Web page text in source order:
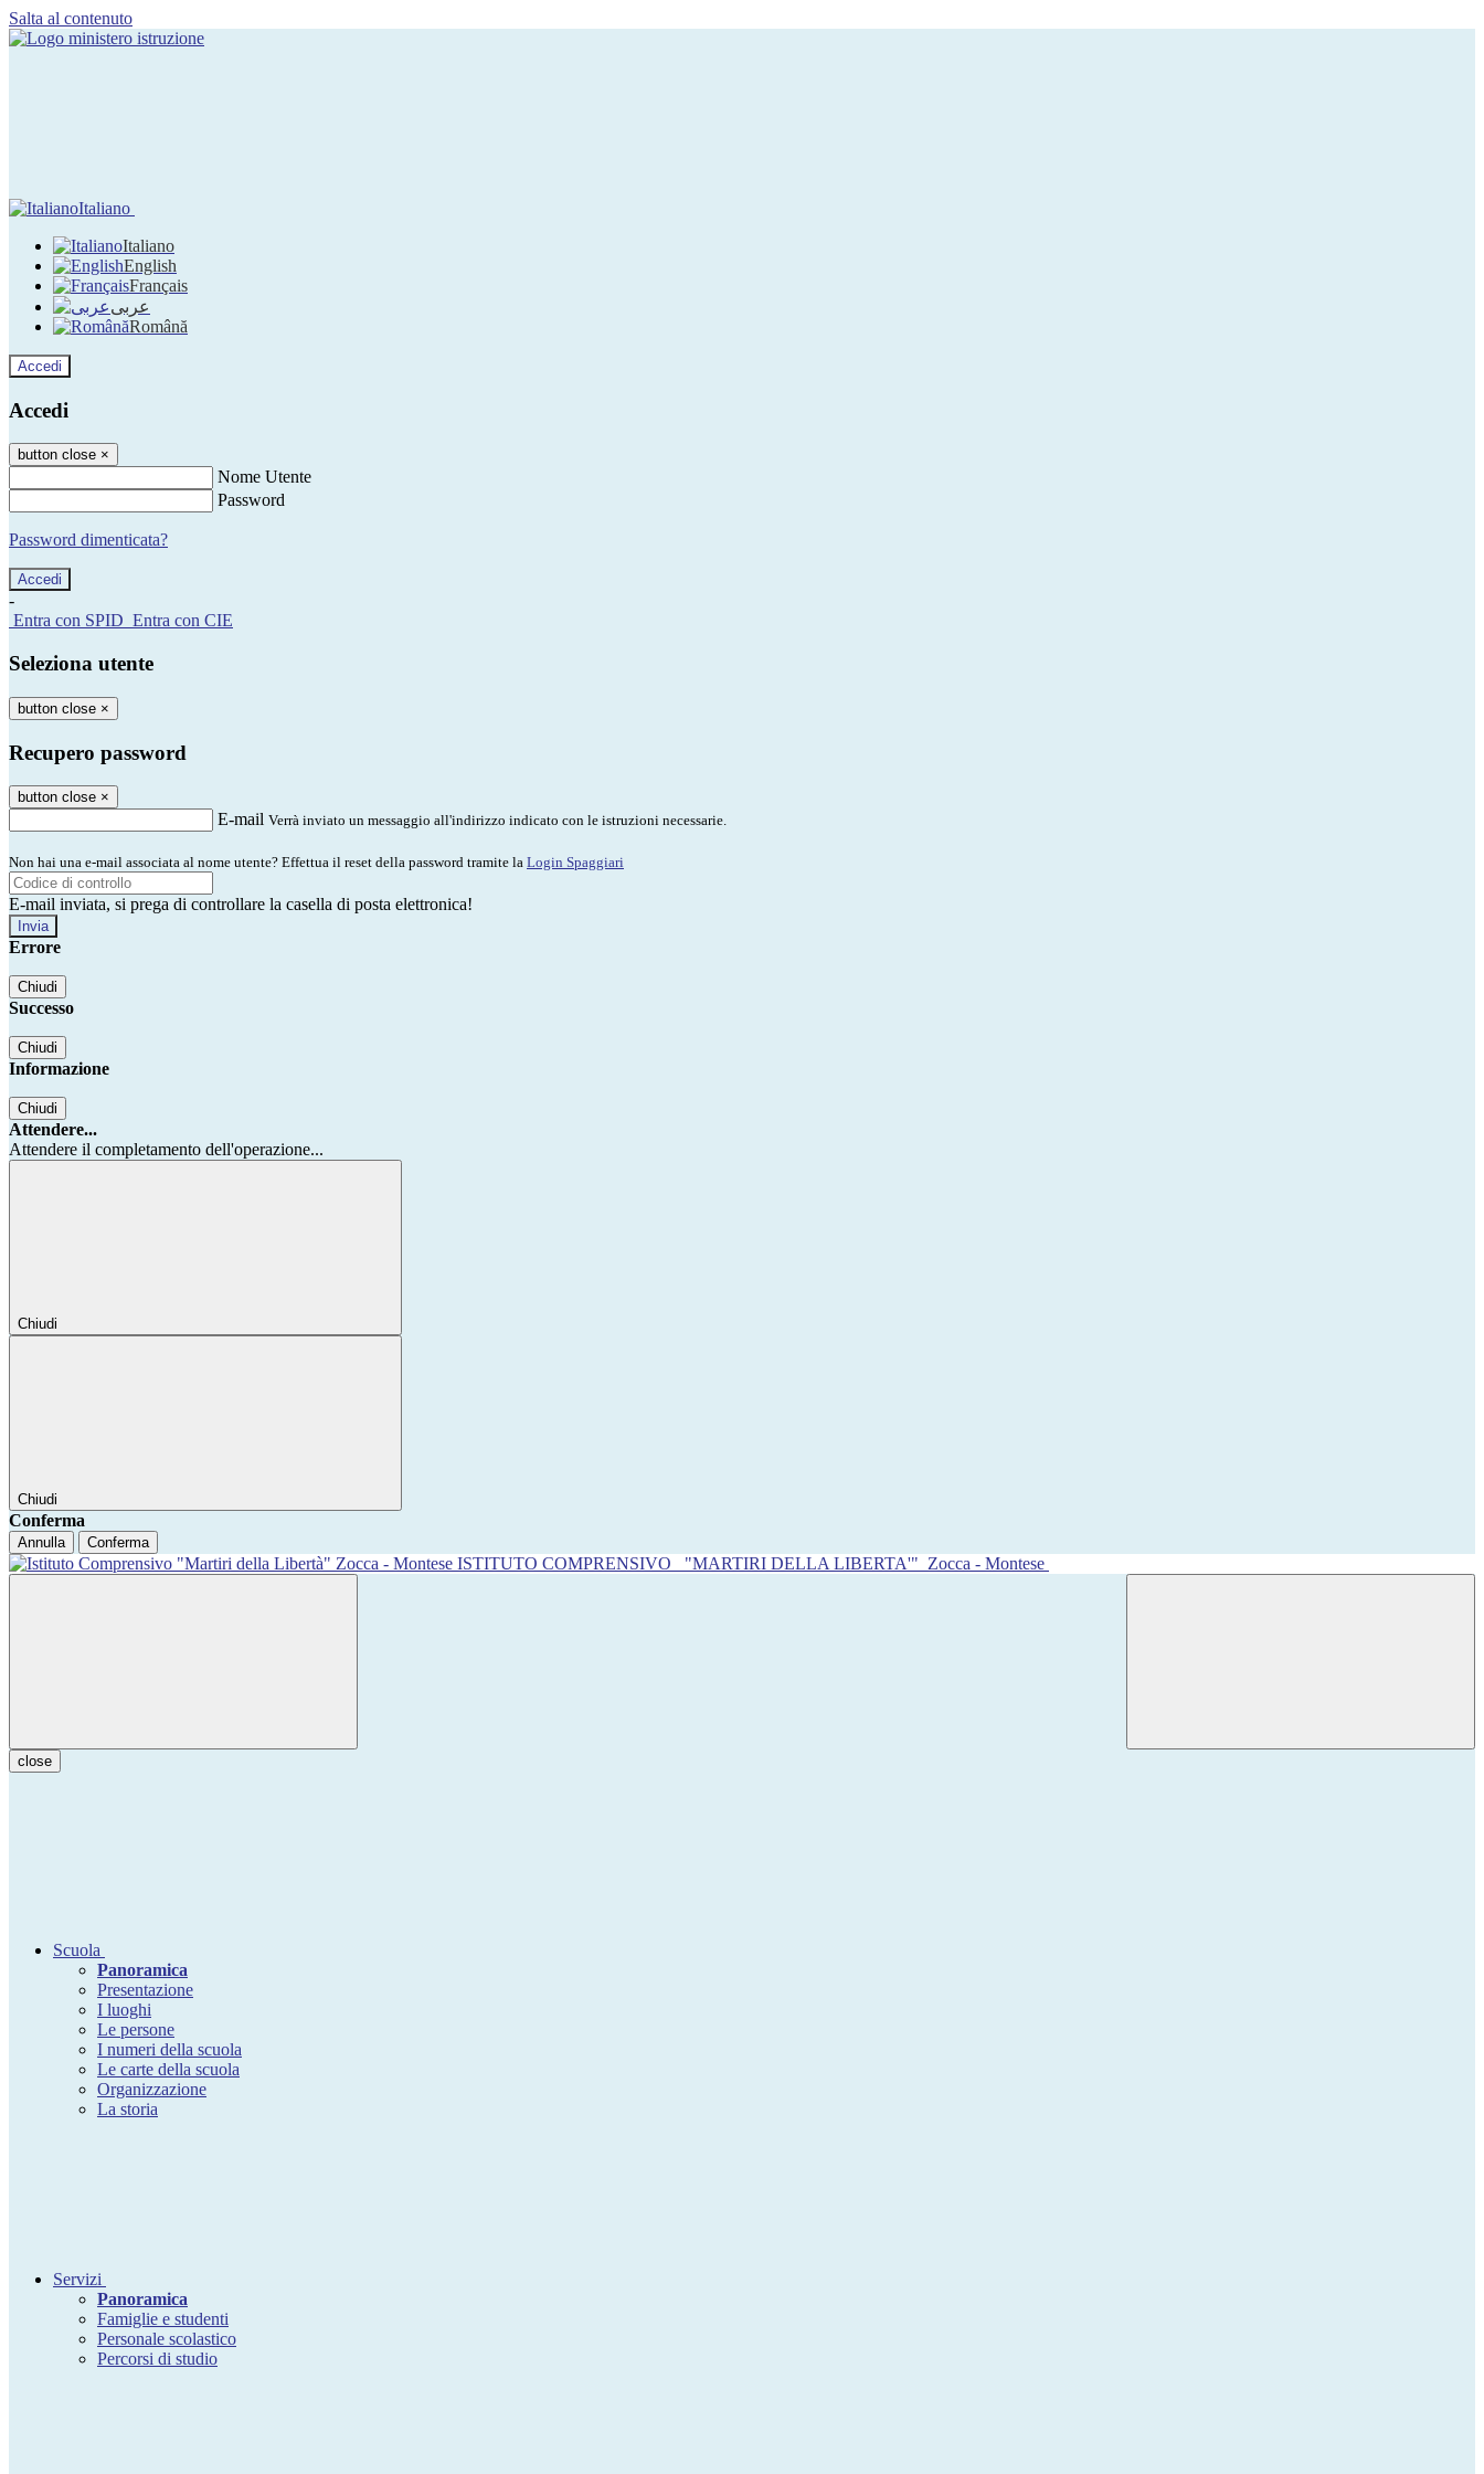
Salta al contenuto
Italiano
Italiano
English
Français
عربى
Română
Accedi
Accedi
button close ×
Nome Utente
Password
Password dimenticata?
-
Entra con SPID Entra con CIE
Seleziona utente
button close ×
Recupero password
button close ×
E-mail Verrà inviato un messaggio all'indirizzo indicato con le istruzioni necessarie.
Non hai una e-mail associata al nome utente? Effettua il reset della password tramite la Login Spaggiari
E-mail inviata, si prega di controllare la casella di posta elettronica!
Errore
Chiudi
Successo
Chiudi
Informazione
Chiudi
Attendere...
Attendere il completamento dell'operazione...
Chiudi
Chiudi
Conferma
Annulla Conferma
ISTITUTO COMPRENSIVO "MARTIRI DELLA LIBERTA'" Zocca - Montese
close
Scuola
Panoramica
Presentazione
I luoghi
Le persone
I numeri della scuola
Le carte della scuola
Organizzazione
La storia
Servizi
Panoramica
Famiglie e studenti
Personale scolastico
Percorsi di studio